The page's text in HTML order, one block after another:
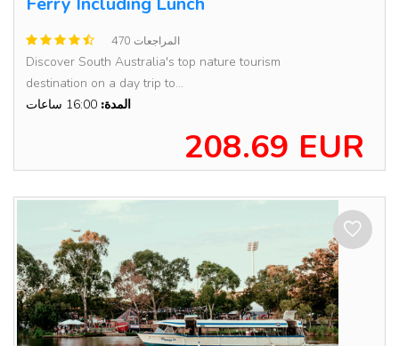
470 المراجعات
Discover South Australia's top nature tourism
destination on a day trip to...
المدة:
208.69 EUR